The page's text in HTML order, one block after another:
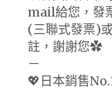
mail給您，發
(三聯式發票)
註，謝謝您✿
－
💖日本銷售